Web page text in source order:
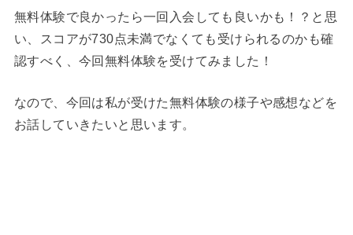
無料体験で良かったら一回入会しても良いかも！？と思
い、スコアが730点未満でなくても受けられるのかも確
認すべく、今回無料体験を受けてみました！
なので、今回は私が受けた無料体験の様子や感想などを
お話していきたいと思います。